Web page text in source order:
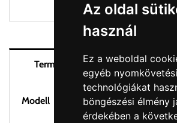
Az oldal
használ
Ez a weboldal
egyéb nyomkövetési
technológiákat
böngészési élmény
érdekében a
Termék áttekintés
Modell